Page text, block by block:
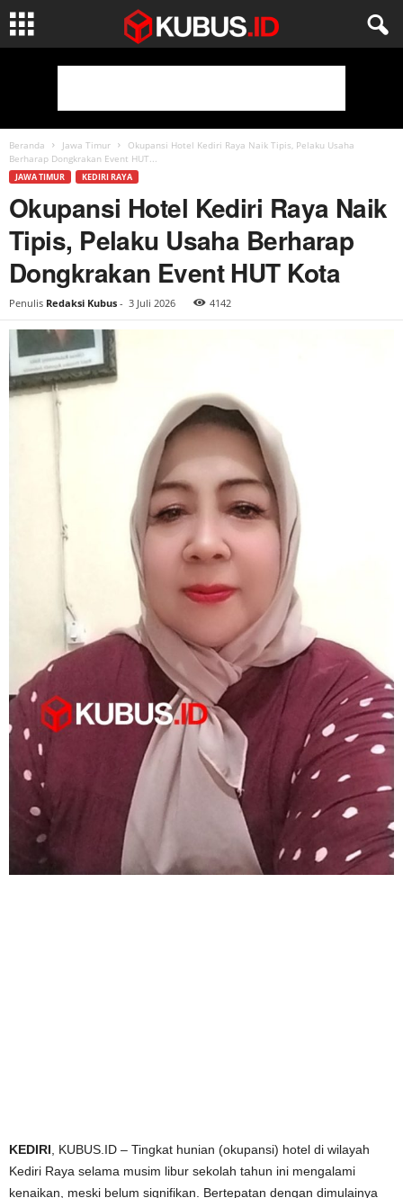
Beranda Jawa Timur
Okupansi Hotel Kediri Raya Naik Tipis, Pelaku Usaha
Berharap Dongkrakan Event HUT...
JAWA TIMUR KEDIRI RAYA
Okupansi Hotel Kediri Raya Naik
Tipis, Pelaku Usaha Berharap
Dongkrakan Event HUT Kota
Penulis Redaksi Kubus - 3 Juli 2026 4142
KEDIRI , KUBUS.ID – Tingkat hunian (okupansi) hotel di wilayah
Kediri Raya selama musim libur sekolah tahun ini mengalami
kenaikan, meski belum signifikan. Bertepatan dengan dimulainya